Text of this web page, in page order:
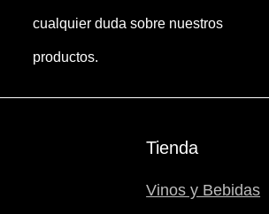
cualquier duda sobre nuestros
productos.
Tienda
Vinos y Bebidas